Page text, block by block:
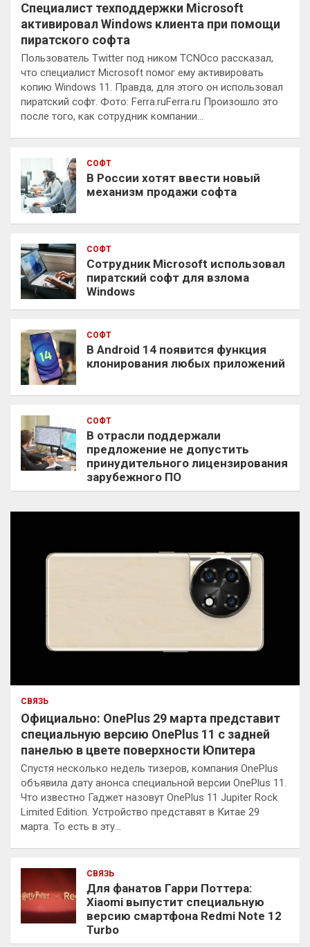
Специалист техподдержки Microsoft
активировал Windows клиента при помощи
пиратского софта
Пользователь Twitter под ником TCNOco рассказал,
что специалист Microsoft помог ему активировать
копию Windows 11. Правда, для этого он использовал
пиратский софт. Фото: Ferra.ruFerra.ru Произошло это
после того, как сотрудник компании…
СОФТ
В России хотят ввести новый
механизм продажи софта
СОФТ
Сотрудник Microsoft использовал
пиратский софт для взлома
Windows
СОФТ
В Android 14 появится функция
клонирования любых приложений
СОФТ
В отрасли поддержали
предложение не допустить
принудительного лицензирования
зарубежного ПО
СВЯЗЬ
Официально: OnePlus 29 марта представит
специальную версию OnePlus 11 с задней
панелью в цвете поверхности Юпитера
Спустя несколько недель тизеров, компания OnePlus
объявила дату анонса специальной версии OnePlus 11.
Что известно Гаджет назовут OnePlus 11 Jupiter Rock
Limited Edition. Устройство представят в Китае 29
марта. То есть в эту…
СВЯЗЬ
Для фанатов Гарри Поттера:
Xiaomi выпустит специальную
версию смартфона Redmi Note 12
Turbo